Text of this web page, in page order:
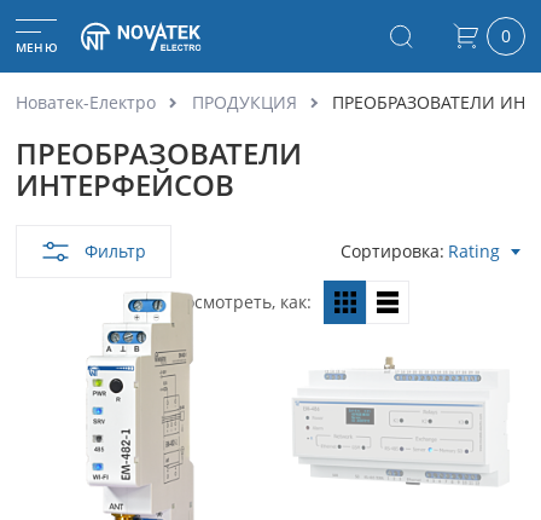
МЕНЮ 0
Новатек-Електро ПРОДУКЦИЯ ПРЕОБРАЗОВАТЕЛИ
ПРЕОБРАЗОВАТЕЛИ
ИНТЕРФЕЙСОВ
Фильтр
Посмотреть, как
Сортировка Rating